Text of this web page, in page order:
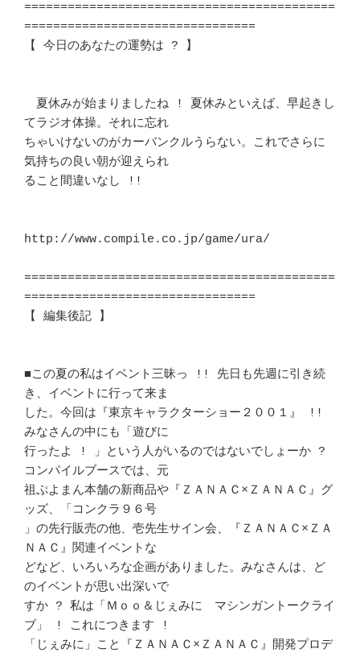
===========================================
================================
【 今日のあなたの運勢は ? 】
夏休みが始まりましたね ! 夏休みといえば、早起きし
てラジオ体操。それに忘れ
ちゃいけないのがカーバンクルうらない。これでさらに
気持ちの良い朝が迎えられ
ること間違いなし !!
http://www.compile.co.jp/game/ura/
===========================================
================================
【 編集後記 】
■この夏の私はイベント三昧っ !! 先日も先週に引き続
き、イベントに行って来ま
した。今回は『東京キャラクターショー２００１』 !!
みなさんの中にも「遊びに
行ったよ ! 」という人がいるのではないでしょーか ?
コンパイルブースでは、元
祖ぷよまん本舗の新商品や『ＺＡＮＡＣ×ＺＡＮＡＣ』グ
ッズ、「コンクラ９６号
」の先行販売の他、壱先生サイン会、『ＺＡＮＡＣ×ＺＡ
ＮＡＣ』関連イベントな
どなど、いろいろな企画がありました。みなさんは、ど
のイベントが思い出深いで
すか ? 私は「Ｍｏｏ＆じぇみに　マシンガントークライ
ブ」 ! これにつきます !
「じぇみに」こと『ＺＡＮＡＣ×ＺＡＮＡＣ』開発プロデ